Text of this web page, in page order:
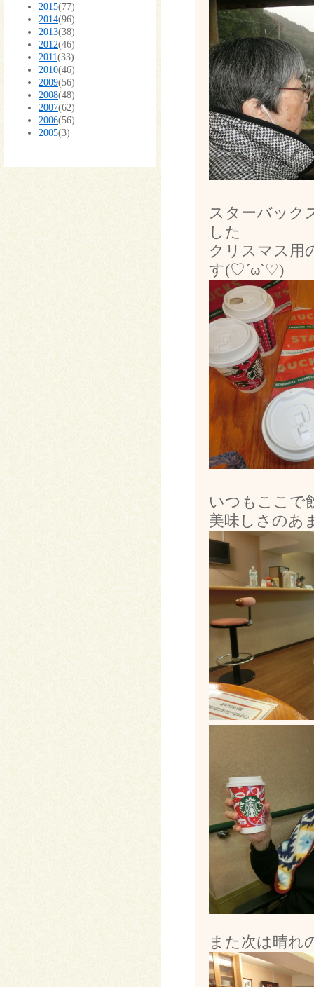
2015(77)
2014(96)
2013(38)
2012(46)
2011(33)
2010(46)
2009(56)
2008(48)
2007(62)
2006(56)
2005(3)
スターバック
した
クリスマス用
す(♡´ω`♡)
いつもここで
美味しさのあ
また次は晴れ